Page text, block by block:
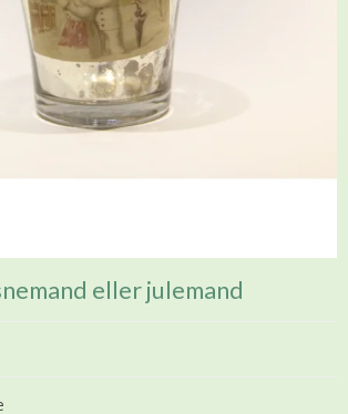
eller julemand